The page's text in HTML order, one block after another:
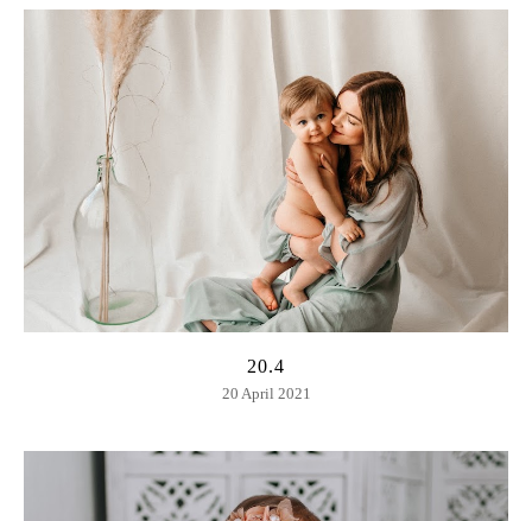
20.4
20 April 2021